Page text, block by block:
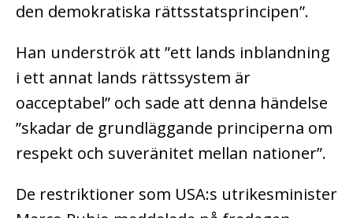
den demokratiska rättsstatsprincipen”.
Han underströk att ”ett lands inblandning
i ett annat lands rättssystem är
oacceptabel” och sade att denna händelse
”skadar de grundläggande principerna om
respekt och suveränitet mellan nationer”.
De restriktioner som USA:s utrikesminister